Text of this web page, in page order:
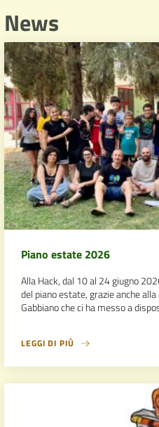
News
Piano estate 2026
Alla Hack, dal 10 al 24 giugno
del piano estate, grazie anche
Gabbiano che ci ha messo a
LEGGI DI PIÙ